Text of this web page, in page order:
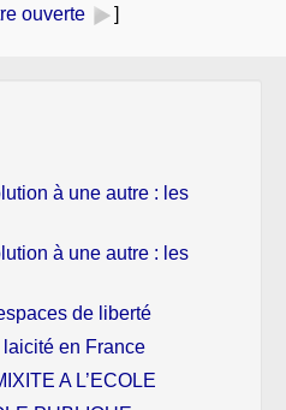
ouverte ]
à une autre : les
à une autre : les
de liberté
en France
A L’ECOLE